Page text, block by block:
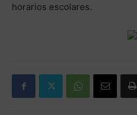
horarios escolares.